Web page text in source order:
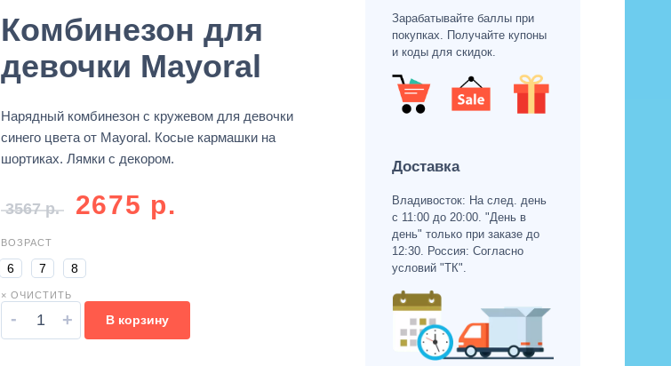
Комбинезон для
девочки Mayoral
Нарядный комбинезон с кружевом для девочки
синего цвета от Mayoral. Косые кармашки на
шортиках. Лямки с декором.
3567р. 2675 р.
ВОЗРАСТ
6 7 8
× ОЧИСТИТЬ
- + В корзину
Зарабатывайте баллы при
покупках. Получайте купоны
и коды для скидок.
Доставка
Владивосток: На след. день
с 11:00 до 20:00. "День в
день" только при заказе до
12:30. Россия: Согласно
условий "ТК".